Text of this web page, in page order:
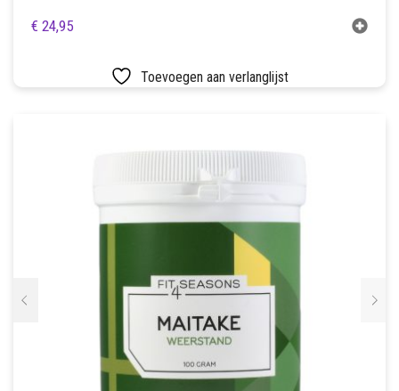
€ 24,95
Toevoegen aan verlanglijst